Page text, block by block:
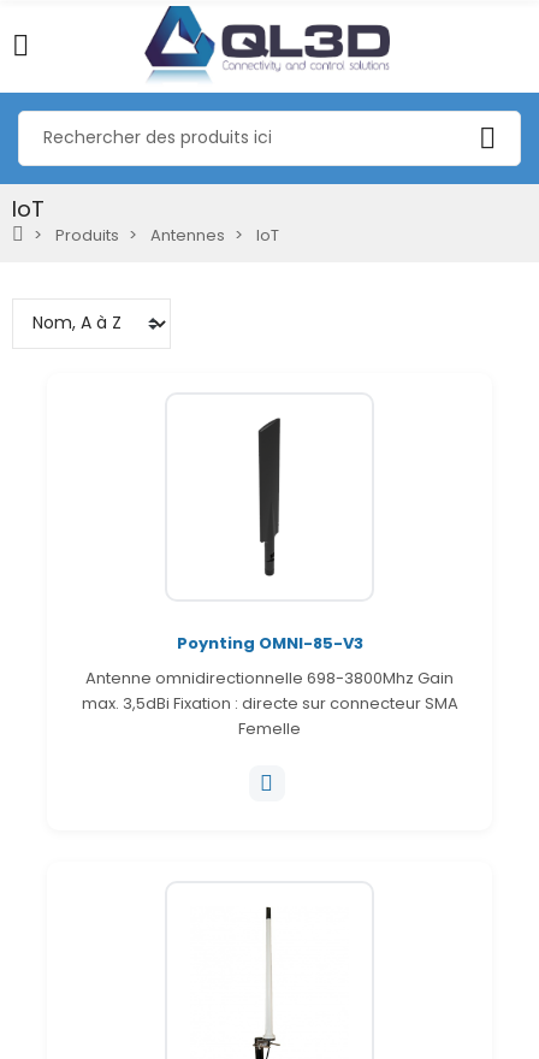
IoT
Produits Antennes IoT
Poynting OMNI-85-V3
Antenne omnidirectionnelle 698-3800Mhz Gain
max. 3,5dBi Fixation : directe sur connecteur SMA
Femelle